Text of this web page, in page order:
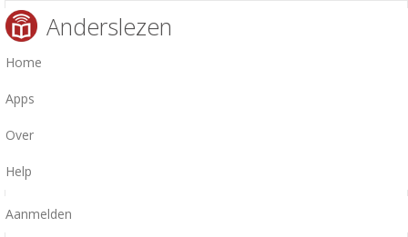
Anderslezen
Home
Apps
Over
Help
Aanmelden